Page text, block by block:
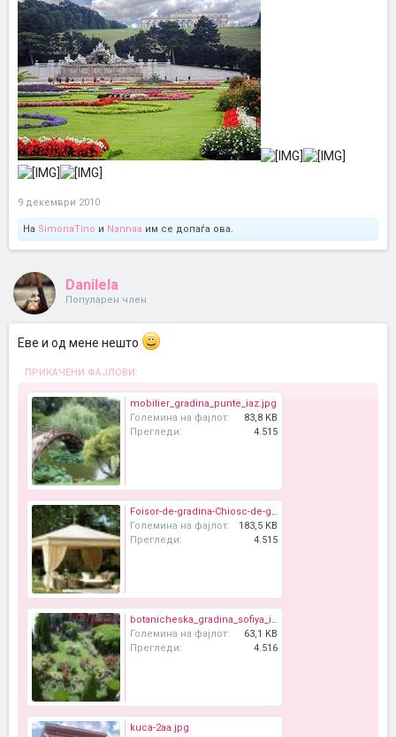
9 декември 2010
На SimonaTino и Nannaa им се допаѓа ова.
Danilela
Популарен член
Еве и од мене нешто
ПРИКАЧЕНИ ФАЈЛОВИ:
mobilier_gradina_punte_iaz.jpg
Големина на фајлот:
83,8 KB
Прегледи:
4.515
Foisor-de-gradina-Chiosc-de-gradina1.jpg
Големина на фајлот:
183,5 KB
Прегледи:
4.515
botanicheska_gradina_sofiya_imagelarge.jpg
Големина на фајлот:
63,1 KB
Прегледи:
4.516
kuca-2aa.jpg